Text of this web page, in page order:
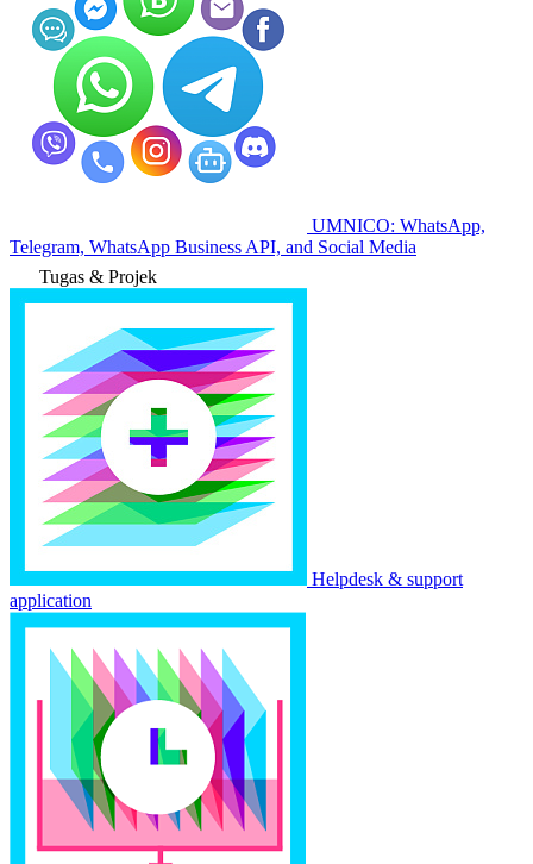
UMNICO: WhatsApp,
Telegram, WhatsApp Business API, and Social Media
Tugas & Projek
Helpdesk & support
application